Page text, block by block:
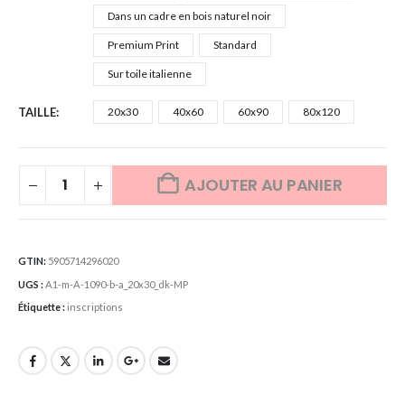
Dans un cadre en bois naturel noir
Premium Print Standard
Sur toile italienne
TAILLE 20x30 40x60 60x90 80x120
AJOUTER AU PANIER
GTIN: 5905714296020
UGS : A1-m-A-1090-b-a_20x30_dk-MP
Étiquette :inscriptions